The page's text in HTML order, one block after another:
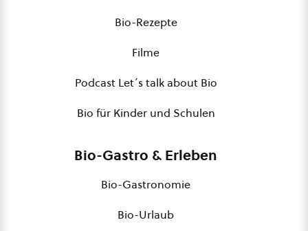
Bio-Rezepte
Filme
Podcast Let´s talk about Bio
Bio für Kinder und Schulen
Bio-Gastro & Erleben
Bio-Gastronomie
Bio-Urlaub